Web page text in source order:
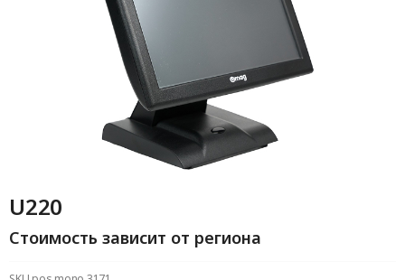
U220
Стоимость зависит от региона